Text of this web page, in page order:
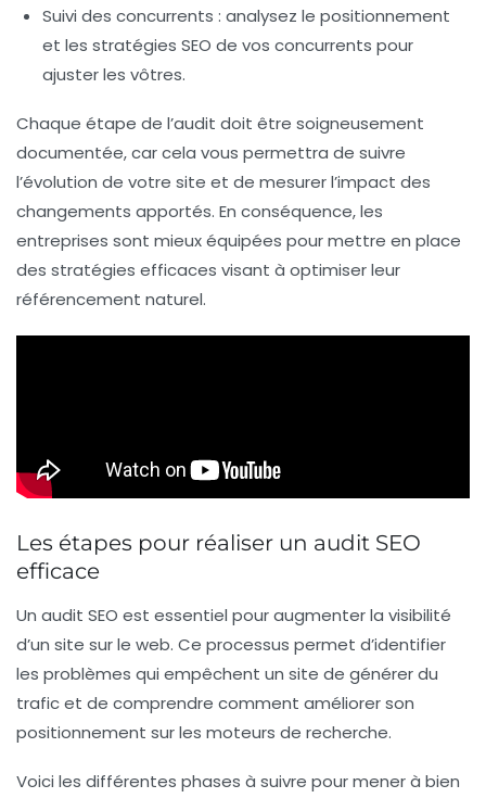
Suivi des concurrents : analysez le positionnement
et les stratégies SEO de vos concurrents pour
ajuster les vôtres.
Chaque étape de l’audit doit être soigneusement
documentée, car cela vous permettra de suivre
l’évolution de votre site et de mesurer l’impact des
changements apportés. En conséquence, les
entreprises sont mieux équipées pour mettre en place
des stratégies efficaces visant à optimiser leur
référencement naturel.
Les étapes pour réaliser un audit SEO
efficace
Un audit SEO est essentiel pour augmenter la visibilité
d’un site sur le web. Ce processus permet d’identifier
les problèmes qui empêchent un site de générer du
traficet de comprendre comment améliorer son
positionnement sur les moteurs de recherche.
Voici les différentes phases à suivre pour mener à bien